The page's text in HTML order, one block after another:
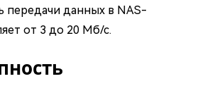
передачи данных в NAS-
от 3 до 20 Мб/с.